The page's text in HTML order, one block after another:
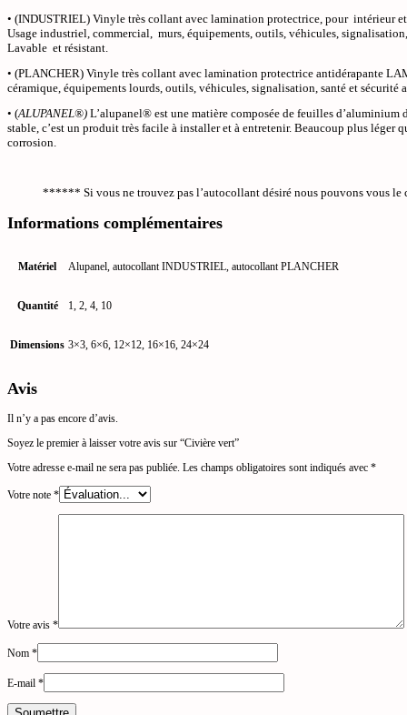
• (INDUSTRIEL) Vinyle très collant avec lamination protectrice, pour intérieur et
Usage industriel, commercial, murs, équipements, outils, véhicules,
Lavable et résistant.
• (PLANCHER) Vinyle très collant avec lamination protectrice antidérapante
céramique, équipements lourds, outils, véhicules, signalisation, santé et
• (ALUPANEL®) L’alupanel® est une matière composée de feuilles
stable, c’est un produit très facile à installer et à entretenir. Beaucoup plus
corrosion.
****** Si vous ne trouvez pas l’autocollant désiré nous pouvons vous le
Informations complémentaires
Matériel Alupanel, autocollant INDUSTRIEL, autocollant PLANCHER
Quantité 1, 2, 4, 10
Dimensions 3×3, 6×6, 12×12, 16×16, 24×24
Avis
Il n’y a pas encore d’avis.
Soyez le premier à laisser votre avis sur “Civière vert”
Votre adresse e-mail ne sera pas publiée. Les champs obligatoires sont indiqués avec *
Votre note *
Votre avis *
Nom *
E-mail *